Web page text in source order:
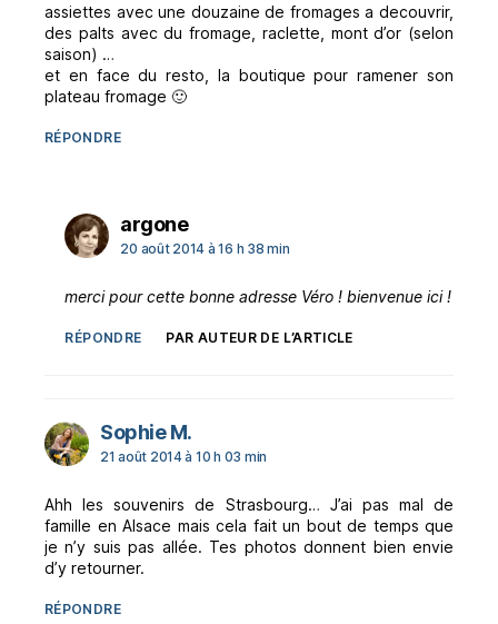
assiettes avec une douzaine de fromages a decouvrir,
des palts avec du fromage, raclette, mont d’or (selon
saison) …
et en face du resto, la boutique pour ramener son
plateau fromage 🙂
RÉPONDRE
argonedit :
20 août 2014 à 16 h 38 min
merci pour cette bonne adresse Véro ! bienvenue ici !
RÉPONDRE PAR AUTEUR DE L’ARTICLE
Sophie M.dit :
21 août 2014 à 10 h 03 min
Ahh les souvenirs de Strasbourg… J’ai pas mal de
famille en Alsace mais cela fait un bout de temps que
je n’y suis pas allée. Tes photos donnent bien envie
d’y retourner.
RÉPONDRE